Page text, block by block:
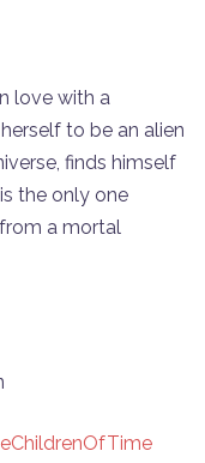
love with a
to be an alien
finds himself
the only one
a mortal